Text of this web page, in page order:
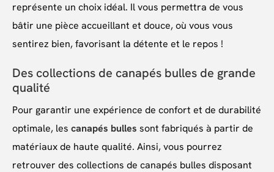
représente un choix idéal. Il vous permettra de vous
bâtir une pièce accueillant et douce, où vous vous
sentirez bien, favorisant la détente et le repos !
Des collections de canapés bulles de grande
qualité
Pour garantir une expérience de confort et de durabilité
optimale, les canapés bulles sont fabriqués à partir de
matériaux de haute qualité. Ainsi, vous pourrez
retrouver des collections de canapés bulles disposant